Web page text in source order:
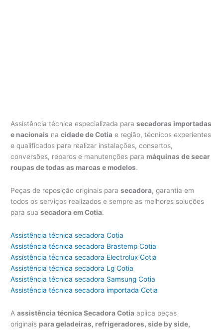
Assistência técnica especializada parasecadoras importadas
e nacionais nacidade de Cotia e região, técnicos experientes
e qualificados para realizar instalações, consertos,
conversões, reparos e manutenções para máquinas de secar
roupas de todas as marcas e modelos.
Peças de reposição originais parasecadora, garantia em
todos os serviços realizados e sempre as melhores soluções
para suasecadora em Cotia.
Assistência técnica secadora Cotia
Assistência técnica secadora Brastemp Cotia
Assistência técnica secadora Electrolux Cotia
Assistência técnica secadora Lg Cotia
Assistência técnica secadora Samsung Cotia
Assistência técnica secadora importada Cotia
Aassistência técnica Secadora Cotia aplica peças
originais para geladeiras, refrigeradores, side by side,